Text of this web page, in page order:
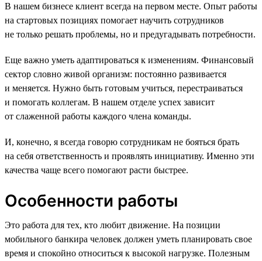
В нашем бизнесе клиент всегда на первом месте. Опыт работы
на стартовых позициях помогает научить сотрудников
не только решать проблемы, но и предугадывать потребности.
Еще важно уметь адаптироваться к изменениям. Финансовый
сектор словно живой организм: постоянно развивается
и меняется. Нужно быть готовым учиться, перестраиваться
и помогать коллегам. В нашем отделе успех зависит
от слаженной работы каждого члена команды.
И, конечно, я всегда говорю сотрудникам не бояться брать
на себя ответственность и проявлять инициативу. Именно эти
качества чаще всего помогают расти быстрее.
Особенности работы
Это работа для тех, кто любит движение. На позиции
мобильного банкира человек должен уметь планировать свое
время и спокойно относиться к высокой нагрузке. Полезным